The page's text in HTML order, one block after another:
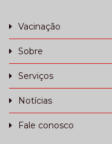
Vacinação
Sobre
Serviços
Notícias
Fale conosco